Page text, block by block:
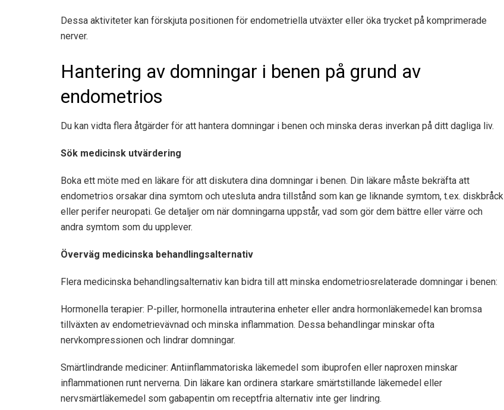
Dessa aktiviteter kan förskjuta positionen för endometriella utväxter eller öka trycket på komprimerade
nerver.
Hantering av domningar i benen på grund av
endometrios
Du kan vidta flera åtgärder för att hantera domningar i benen och minska deras inverkan på ditt dagliga liv.
Sök medicinsk utvärdering
Boka ett möte med en läkare för att diskutera dina domningar i benen. Din läkare måste bekräfta att
endometrios orsakar dina symtom och utesluta andra tillstånd som kan ge liknande symtom, t.ex. diskbråck
eller perifer neuropati. Ge detaljer om när domningarna uppstår, vad som gör dem bättre eller värre och
andra symtom som du upplever.
Överväg medicinska behandlingsalternativ
Flera medicinska behandlingsalternativ kan bidra till att minska endometriosrelaterade domningar i benen:
Hormonella terapier: P-piller, hormonella intrauterina enheter eller andra hormonläkemedel kan bromsa
tillväxten av endometrievävnad och minska inflammation. Dessa behandlingar minskar ofta
nervkompressionen och lindrar domningar.
Smärtlindrande mediciner: Antiinflammatoriska läkemedel som ibuprofen eller naproxen minskar
inflammationen runt nerverna. Din läkare kan ordinera starkare smärtstillande läkemedel eller
nervsmärtläkemedel som gabapentin om receptfria alternativ inte ger lindring.